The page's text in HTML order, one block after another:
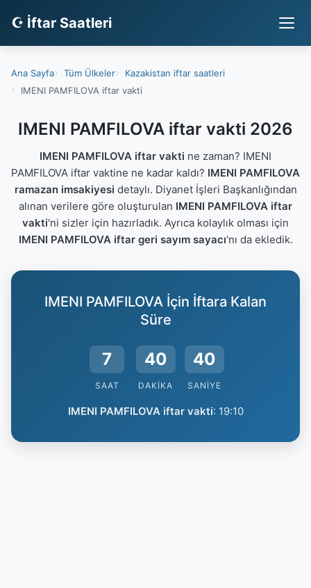
☪ İftar Saatleri
Ana Sayfa Tüm Ülkeler
Kazakistan iftar saatleri
IMENI PAMFILOVA iftar vakti
IMENI PAMFILOVA iftar vakti 2026
IMENI PAMFILOVA iftar vakti ne zaman? IMENI
PAMFILOVA iftar vaktine ne kadar kaldı? IMENI PAMFILOVA
ramazan imsakiyesi detaylı. Diyanet İşleri Başkanlığından
alınan verilere göre oluşturulan IMENI PAMFILOVA iftar
vakti'ni sizler için hazırladık. Ayrıca kolaylık olması için
IMENI PAMFILOVA iftar geri sayım sayacı'nı da ekledik.
IMENI PAMFILOVA İçin İftara Kalan
Süre
7
SAAT
40
DAKIKA
39
SANIYE
IMENI PAMFILOVA iftar vakti: 19:10